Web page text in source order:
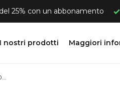
Spedizione gratuita a partire
I nostri prodotti Maggiori